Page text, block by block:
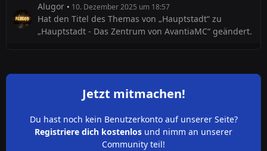
Alugor 10. Dezember 2025 um 18:57
Hat den Titel des Themas von „Hauptstadt“ zu
„Hauptstadt - Das Zentrum von AvantiaMC“ geändert.
Jetzt mitmachen!
Du hast noch kein Benutzerkonto auf unserer Seite?
Registriere dich kostenlos und nimm an unserer
Community teil!